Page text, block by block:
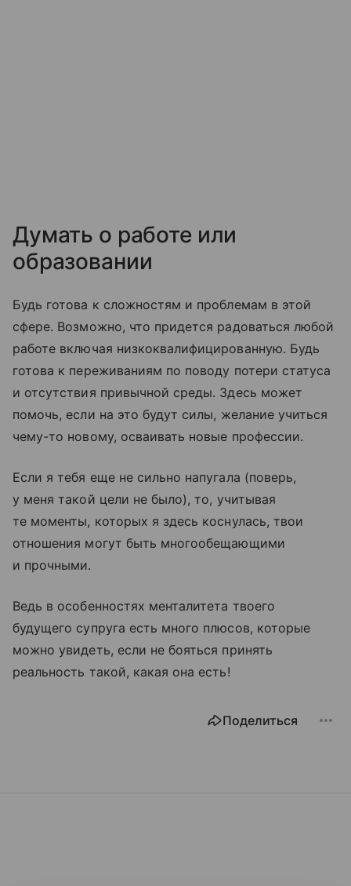
Думать о работе или
образовании
Будь готова к сложностям и проблемам в этой
сфере. Возможно, что придется радоваться любой
работе включая низкоквалифицированную. Будь
готова к переживаниям по поводу потери статуса
и отсутствия привычной среды. Здесь может
помочь, если на это будут силы, желание учиться
чему-то новому, осваивать новые профессии.
Если я тебя еще не сильно напугала (поверь,
у меня такой цели не было), то, учитывая
те моменты, которых я здесь коснулась, твои
отношения могут быть многообещающими
и прочными.
Ведь в особенностях менталитета твоего
будущего супруга есть много плюсов, которые
можно увидеть, если не бояться принять
реальность такой, какая она есть!
Поделиться